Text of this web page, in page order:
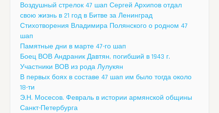
Воздушный стрелок 47 шап Сергей Архипов отдал
свою жизнь в 21 год в Битве за Ленинград
Стихотворения Владимира Полянского о родном 47
шап
Памятные дни в марте 47-го шап
Боец ВОВ Андраник Давтян, погибший в 1943 г.
Участники ВОВ из рода Лулукян
В первых боях в составе 47 шап им было тогда около
18-ти
Э.Н. Мосесов. Февраль в истории армянской общины
Санкт-Петербурга